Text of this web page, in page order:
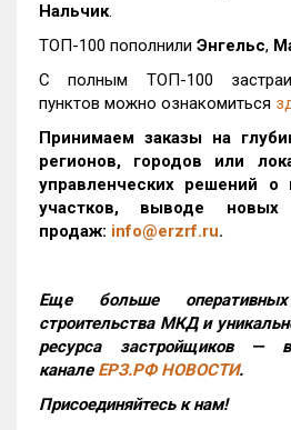
Нальчик.
ТОП-100 пополнили Энгельс,
С полным ТОП-100
пунктов можно ознакомиться
Принимаем заказы на
регионов, городов или
управленческих решений о
участков, выводе новых
продаж: info@erzrf.ru.
Еще больше
строительства МКД и
ресурса застройщиков —
канале ЕРЗ.РФ НОВОСТИ.
Присоединяйтесь к нам!